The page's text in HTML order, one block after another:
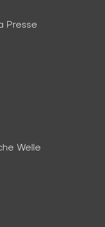
Presse
Welle